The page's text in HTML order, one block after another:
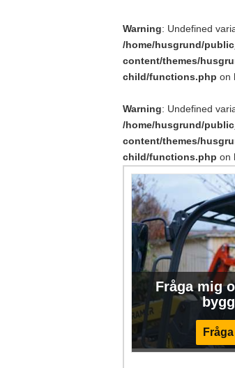
Warning: Undefined
/home/husgrund/
content/themes/
child/functions.php on
Warning: Undefined
/home/husgrund/
content/themes/
child/functions.php on
Fråga mig